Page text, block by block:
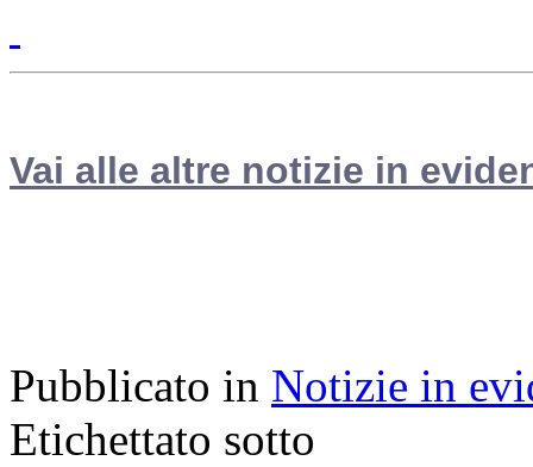
Vai alle altre notizie in
Pubblicato in Notizie in
Etichettato sotto